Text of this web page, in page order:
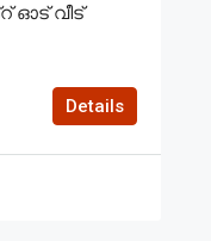
ഓട് വീട്
Details